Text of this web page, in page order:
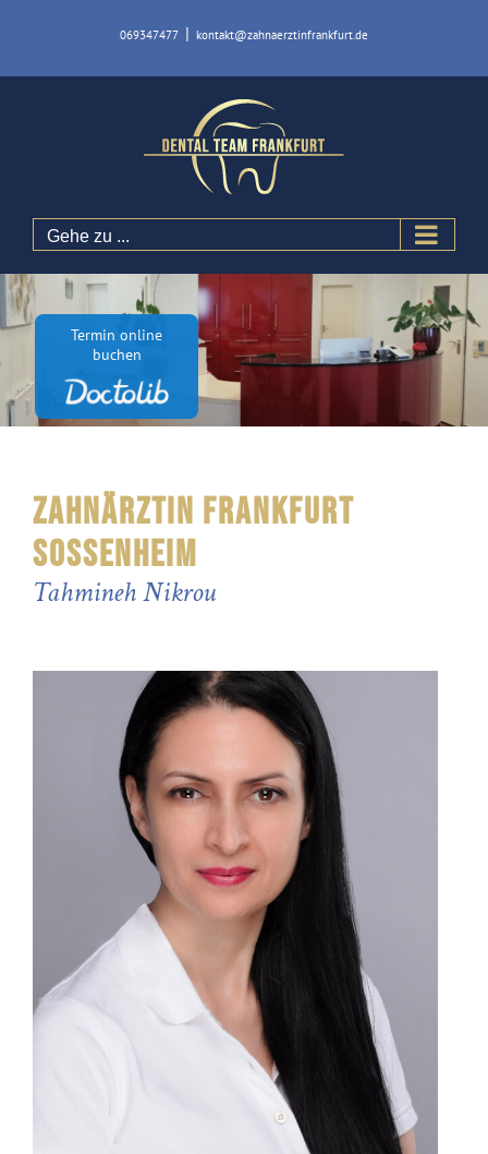
Termin online
buchen
069347477 | kontakt@zahnaerztinfrankfurt.de
Gehe zu ...
ZAHNÄRZTIN FRANKFURT
SOSSENHEIM
Tahmineh Nikrou